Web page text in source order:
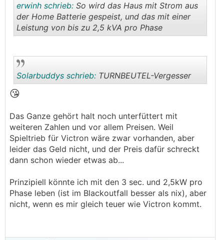
erwinh schrieb: So wird das Haus mit Strom aus
der Home Batterie gespeist, und das mit einer
Leistung von bis zu 2,5 kVA pro Phase
..
Solarbuddys schrieb: TURNBEUTEL-Vergesser
😘
Das Ganze gehört halt noch unterfüttert mit
weiteren Zahlen und vor allem Preisen. Weil
Spieltrieb für Victron wäre zwar vorhanden, aber
leider das Geld nicht, und der Preis dafür schreckt
dann schon wieder etwas ab...
Prinzipiell könnte ich mit den 3 sec. und 2,5kW pro
Phase leben (ist im Blackoutfall besser als nix), aber
nicht, wenn es mir gleich teuer wie Victron kommt.